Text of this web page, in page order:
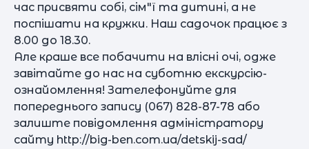
час присвяти собі, сім"ї та дитині, а не
поспішати на кружки. Наш садочок працює з
8.00 до 18.30.
Але краше все побачити на влісні очі, одже
завітайте до нас на суботню екскурсію-
ознайомлення! Зателефонуйте для
попереднього запису (067) 828-87-78 або
залиште повідомлення адміністратору
сайту http://big-ben.com.ua/detskij-sad/